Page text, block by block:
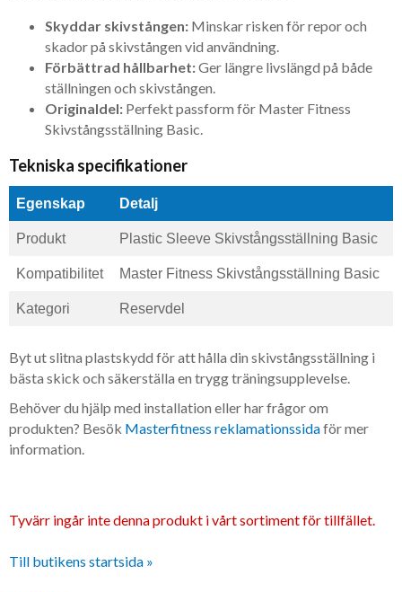
Skyddar skivstången: Minskar risken för repor och
skador på skivstången vid användning.
Förbättrad hållbarhet:Ger längre livslängd på både
ställningen och skivstången.
Originaldel: Perfekt passform för Master Fitness
Skivstångsställning Basic.
Tekniska specifikationer
Egenskap Detalj
Produkt Plastic Sleeve Skivstångsställning Basic
Kompatibilitet Master Fitness Skivstångsställning Basic
Kategori Reservdel
Byt ut slitna plastskydd för att hålla din skivstångsställning i
bästa skick och säkerställa en trygg träningsupplevelse.
Behöver du hjälp med installation eller har frågor om
produkten? Besök Masterfitness reklamationssidaför mer
information.
Tyvärr ingår inte denna produkt i vårt sortiment för tillfället.
Till butikens startsida »